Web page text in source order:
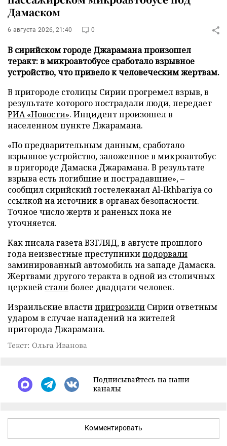
Дамаском
6 августа 2026, 21:40 0
В сирийском городе Джарамана произошел
теракт: в микроавтобусе сработало взрывное
устройство, что привело к человеческим жертвам.
В пригороде столицы Сирии прогремел взрыв, в
результате которого пострадали люди, передает
РИА «Новости». Инцидент произошел в
населенном пункте Джарамана.
«По предварительным данным, сработало
взрывное устройство, заложенное в микроавтобус
в пригороде Дамаска Джарамана. В результате
взрыва есть погибшие и пострадавшие», –
сообщил сирийский гостелеканал Al-Ikhbariya со
ссылкой на источник в органах безопасности.
Точное число жертв и раненых пока не
уточняется.
Как писала газета ВЗГЛЯД, в августе прошлого
года неизвестные преступникиподорвали
заминированный автомобиль на западе Дамаска.
Жертвами другого теракта в одной из столичных
церквей стали более двадцати человек.
Израильские властипригрозили Сирии ответным
ударом в случае нападений на жителей
пригорода Джарамана.
Текст: Ольга Иванова
Подписывайтесь на наши
каналы
Комментировать